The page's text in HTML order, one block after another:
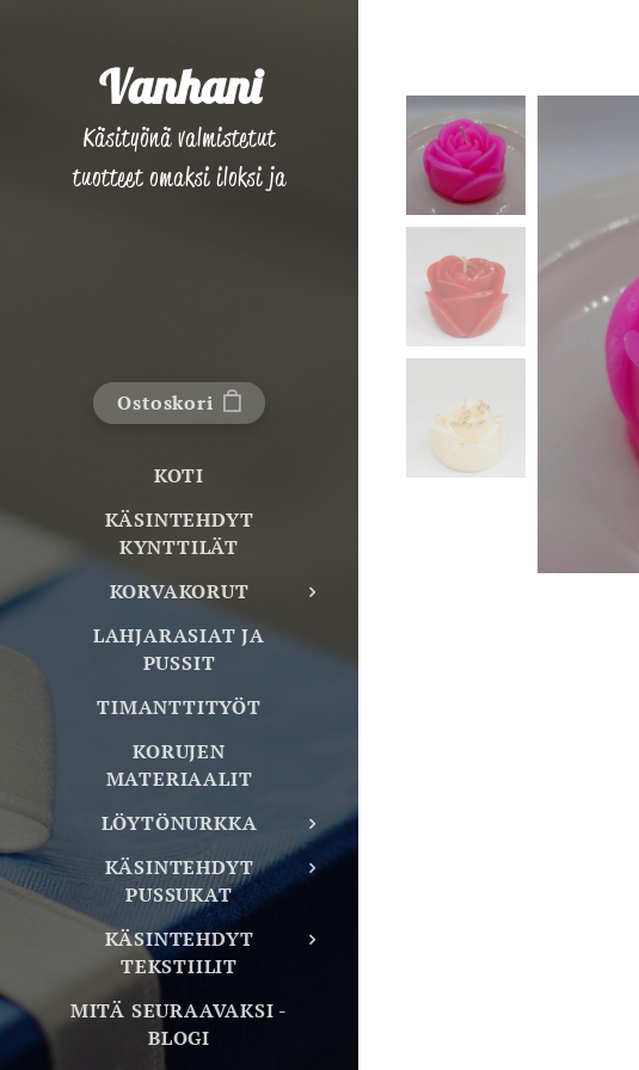
Vanhani
Käsityönä valmistetut
tuotteet omaksi iloksi ja
Ostoskori
KOTI
KÄSINTEHDYT
KYNTTILÄT
KORVAKORUT
LAHJARASIAT JA
PUSSIT
TIMANTTITYÖT
KORUJEN
MATERIAALIT
LÖYTÖNURKKA
KÄSINTEHDYT
PUSSUKAT
KÄSINTEHDYT
TEKSTIILIT
MITÄ SEURAAVAKSI -
BLOGI